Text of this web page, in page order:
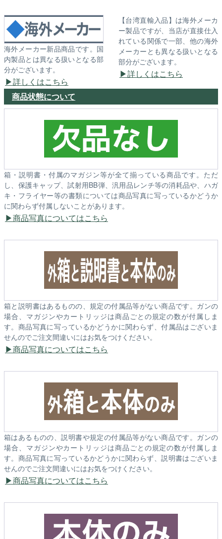
海外メーカー新品商品です。国
内製品とは異なる扱いとなる部
分がございます。
詳しくはこちら
【台湾直輸入品】は海外メーカ
ー製品ですが、当店が直接仕入
れている関係で一部、他の海外
メーカーとも異なる扱いとなる
部分がございます。
詳しくはこちら
商品状態について
箱・説明書・付属のマガジン等が全て揃っている商品です。ただ
し、保護キャップ、試射用BB弾、汎用品レンチ等の消耗品や、ハガ
キ・フライヤー等の書類については商品写真に写っているかどうか
に関わらず付属しないことがあります。
商品写真についてはこちら
箱と説明書はあるものの、規定の付属品等がない商品です。ガンの
場合、マガジンやカートリッジは商品ごとの規定の数が付属しま
す。商品写真に写っているかどうかに関わらず、付属品はございま
せんのでご注文間違いにはお気をつけください。
商品写真についてはこちら
箱はあるものの、説明書や規定の付属品等がない商品です。ガンの
場合、マガジンやカートリッジは商品ごとの規定の数が付属しま
す。商品写真に写っているかどうかに関わらず、説明書はございま
せんのでご注文間違いにはお気をつけください。
商品写真についてはこちら